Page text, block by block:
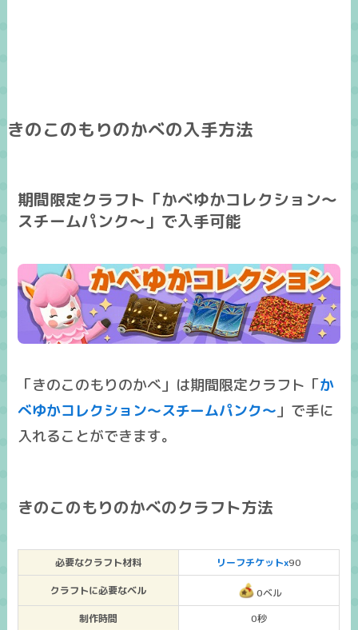
きのこのもりのかべの入手方法
期間限定クラフト「かべゆかコレクション～
スチームパンク～」で入手可能
「きのこのもりのかべ」は期間限定クラフト「か
べゆかコレクション～スチームパンク～ 」で手に
入れることができます。
きのこのもりのかべのクラフト方法
必要なクラフト材料 リーフチケットx90
クラフトに必要なベル
0ベル
制作時間
0秒